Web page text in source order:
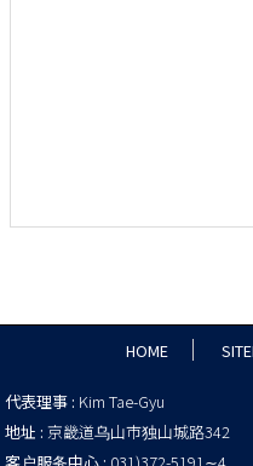
代表理事 : Kim Tae-Gyu
地址 : 京畿道乌山市独山城路342
HOME